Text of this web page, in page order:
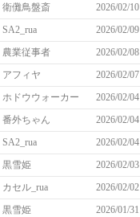
衛儺鳥盤斎 2026/02/10
SA2_rua 2026/02/09
農業従事者 2026/02/08
アフィヤ 2026/02/07
ホドウウォーカー 2026/02/04
番外ちゃん 2026/02/04
SA2_rua 2026/02/04
黒雪姫 2026/02/03
カセル_rua 2026/02/02
黒雪姫 2026/01/31